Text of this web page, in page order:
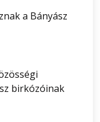
a Bányász
birkózóinak